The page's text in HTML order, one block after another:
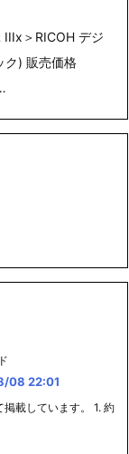
＞RICOH デジ
ク) 販売価格
08 22:01
載しています。 1. 約